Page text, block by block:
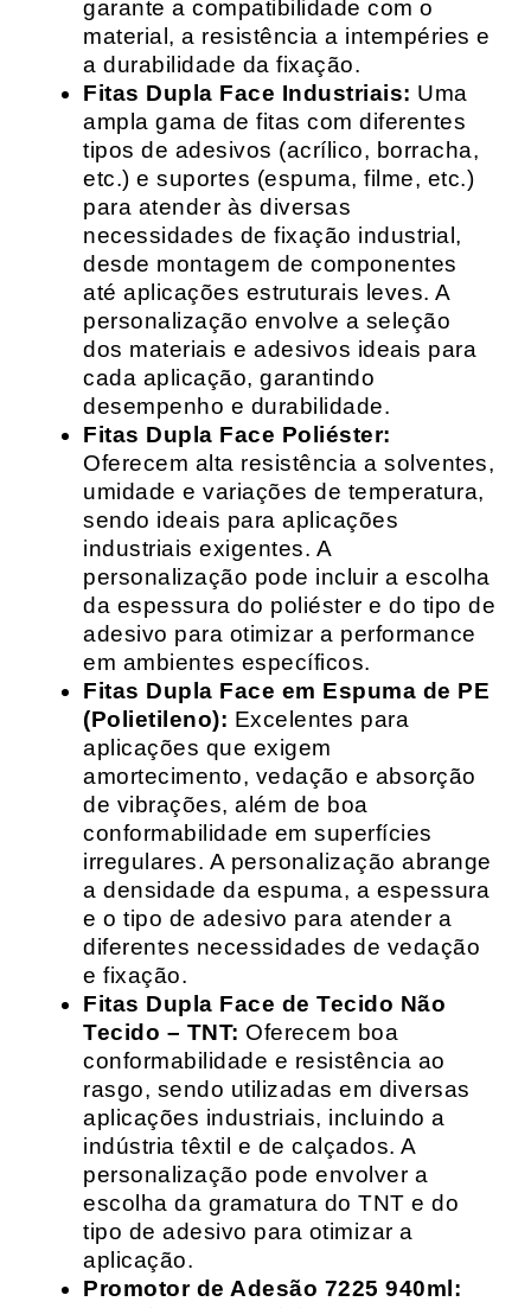
garante a compatibilidade com o
material, a resistência a intempéries e
a durabilidade da fixação.
Fitas Dupla Face Industriais: Uma
ampla gama de fitas com diferentes
tipos de adesivos (acrílico, borracha,
etc.) e suportes (espuma, filme, etc.)
para atender às diversas
necessidades de fixação industrial,
desde montagem de componentes
até aplicações estruturais leves. A
personalização envolve a seleção
dos materiais e adesivos ideais para
cada aplicação, garantindo
desempenho e durabilidade.
Fitas Dupla Face Poliéster:
Oferecem alta resistência a solventes,
umidade e variações de temperatura,
sendo ideais para aplicações
industriais exigentes. A
personalização pode incluir a escolha
da espessura do poliéster e do tipo de
adesivo para otimizar a performance
em ambientes específicos.
Fitas Dupla Face em Espuma de PE
(Polietileno): Excelentes para
aplicações que exigem
amortecimento, vedação e absorção
de vibrações, além de boa
conformabilidade em superfícies
irregulares. A personalização abrange
a densidade da espuma, a espessura
e o tipo de adesivo para atender a
diferentes necessidades de vedação
e fixação.
Fitas Dupla Face de Tecido Não
Tecido – TNT: Oferecem boa
conformabilidade e resistência ao
rasgo, sendo utilizadas em diversas
aplicações industriais, incluindo a
indústria têxtil e de calçados. A
personalização pode envolver a
escolha da gramatura do TNT e do
tipo de adesivo para otimizar a
aplicação.
Promotor de Adesão 7225 940ml: